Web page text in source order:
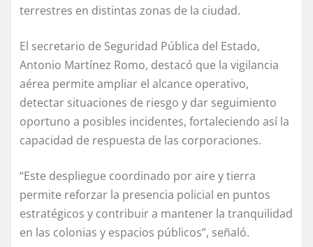
terrestres en distintas zonas de la ciudad.
El secretario de Seguridad Pública del Estado,
Antonio Martínez Romo, destacó que la vigilancia
aérea permite ampliar el alcance operativo,
detectar situaciones de riesgo y dar seguimiento
oportuno a posibles incidentes, fortaleciendo así la
capacidad de respuesta de las corporaciones.
“Este despliegue coordinado por aire y tierra
permite reforzar la presencia policial en puntos
estratégicos y contribuir a mantener la tranquilidad
en las colonias y espacios públicos”, señaló.